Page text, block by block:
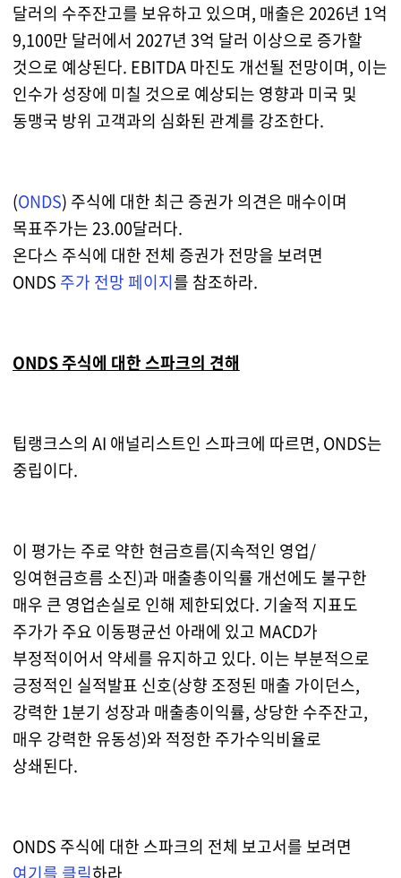
달러의 수주잔고를 보유하고 있으며, 매출은 2026년 1억
9,100만 달러에서 2027년 3억 달러 이상으로 증가할
것으로 예상된다. EBITDA 마진도 개선될 전망이며, 이는
인수가 성장에 미칠 것으로 예상되는 영향과 미국 및
동맹국 방위 고객과의 심화된 관계를 강조한다.
(ONDS) 주식에 대한 최근 증권가 의견은 매수이며
목표주가는 23.00달러다.
온다스 주식에 대한 전체 증권가 전망을 보려면
ONDS 주가 전망 페이지를 참조하라.
ONDS 주식에 대한 스파크의 견해
팁랭크스의 AI 애널리스트인 스파크에 따르면, ONDS는
중립이다.
이 평가는 주로 약한 현금흐름(지속적인 영업/
잉여현금흐름 소진)과 매출총이익률 개선에도 불구한
매우 큰 영업손실로 인해 제한되었다. 기술적 지표도
주가가 주요 이동평균선 아래에 있고 MACD가
부정적이어서 약세를 유지하고 있다. 이는 부분적으로
긍정적인 실적발표 신호(상향 조정된 매출 가이던스,
강력한 1분기 성장과 매출총이익률, 상당한 수주잔고,
매우 강력한 유동성)와 적정한 주가수익비율로
상쇄된다.
ONDS 주식에 대한 스파크의 전체 보고서를 보려면